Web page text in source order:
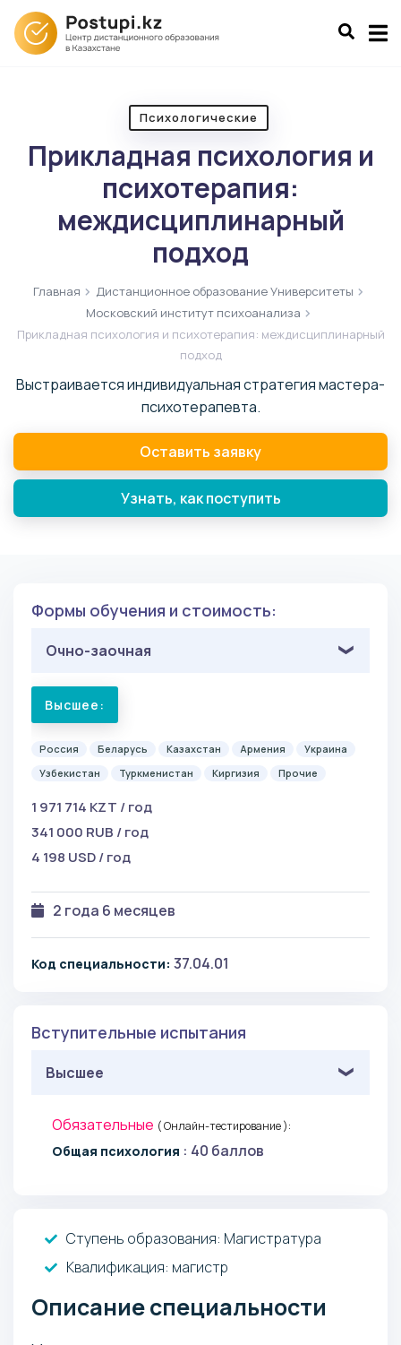
Психологические
Прикладная психология и
психотерапия:
междисциплинарный
подход
Главная
Дистанционное образование Университеты
Московский институт психоанализа
Прикладная психология и психотерапия: междисциплинарный
подход
Выстраивается индивидуальная стратегия мастера-
психотерапевта.
Оставить заявку
Узнать, как поступить
Формы обучения и стоимость:
Очно-заочная
Высшее:
Россия Беларусь Казахстан Армения
Украина
Узбекистан
Туркменистан Киргизия Прочие
1 971 714 KZT / год
341 000 RUB / год
4 198 USD / год
2 года 6 месяцев
Код специальности: 37.04.01
Вступительные испытания
Высшее
Обязательные ( Онлайн-тестирование ):
Общая психология : 40 баллов
Ступень образования: Магистратура
Квалификация: магистр
Описание специальности